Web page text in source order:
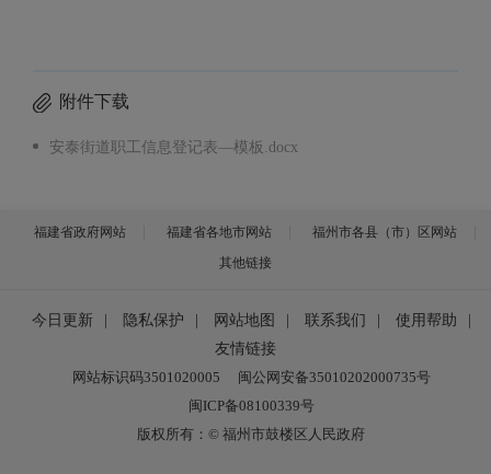
附件下载
安泰街道职工信息登记表—模板.docx
福建省政府网站 福建省各地市网站
福州市各县（市）区网站
其他链接
今日更新 隐私保护 网站地图 联系我们 使用帮助
友情链接
网站标识码3501020005
闽公网安备35010202000735号
闽ICP备08100339号
版权所有：© 福州市鼓楼区人民政府